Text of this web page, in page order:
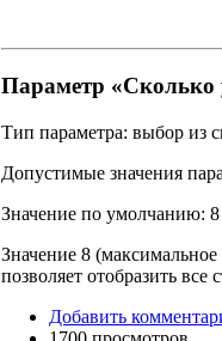
Параметр «Сколько
Тип параметра: выбор из
Допустимые значения
Значение по умолчанию: 8
Значение 8
позволяет отобразить все
Добавить